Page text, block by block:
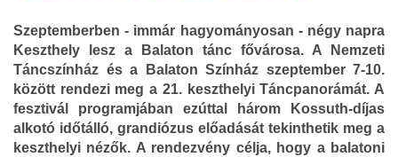
Szeptemberben - immár hagyományosan - négy napra
Keszthely lesz a Balaton tánc fővárosa. A Nemzeti
Táncszínház és a Balaton Színház szeptember 7-10.
között rendezi meg a 21. keszthelyi Táncpanorámát. A
fesztivál programjában ezúttal három Kossuth-díjas
alkotó időtálló, grandiózus előadását tekinthetik meg a
keszthelyi nézők. A rendezvény célja, hogy a balatoni